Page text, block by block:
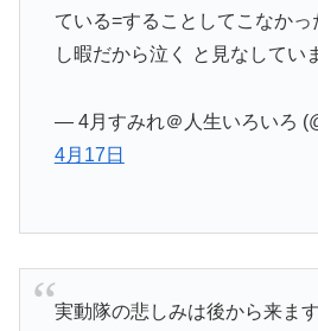
ている=することしてこなか
し暇だから泣く と見なしてい
— 4月すみれ＠人生いろいろ
4月17日
実動隊の悲しみは後から来ま